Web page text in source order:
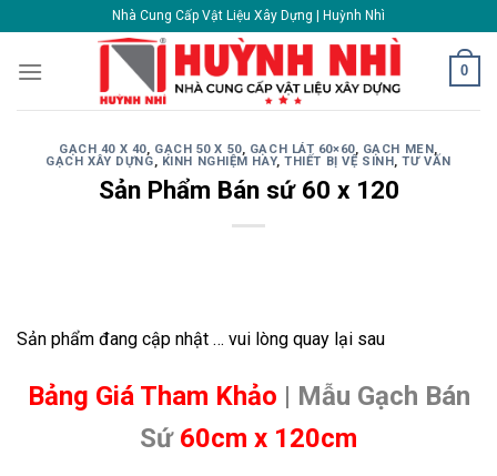
content
Nhà Cung Cấp Vật Liệu Xây Dựng | Huỳnh Nhì
0
GẠCH 40 X 40, GẠCH 50 X 50, GẠCH LÁT 60×60, GẠCH MEN,
GẠCH XÂY DỰNG, KINH NGHIỆM HAY,THIẾT BỊ VỆ SINH,TƯ VẤN
Sản Phẩm Bán sứ 60 x 120
Sản phẩm đang cập nhật … vui lòng quay lại sau
Bảng Giá Tham Khảo | Mẫu Gạch Bán
Sứ 60cm x 120cm